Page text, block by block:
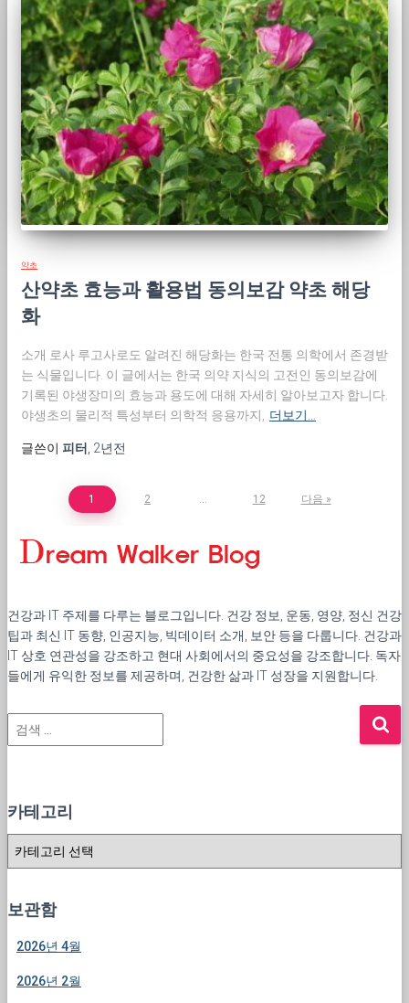
약초
산약초 효능과 활용법 동의보감 약초 해당
화
소개 로사 루고사로도 알려진 해당화는 한국 전통 의학에서 존경받
는 식물입니다. 이 글에서는 한국 의약 지식의 고전인 동의보감에
기록된 야생장미의 효능과 용도에 대해 자세히 알아보고자 합니다.
야생초의 물리적 특성부터 의학적 응용까지,
더보기…
글쓴이 피터 2년전
비
이
션
1 2 … 12 다음
건강과 IT 주제를 다루는 블로그입니다. 건강 정보, 운동, 영양, 정신 건강
팁과 최신 IT 동향, 인공지능, 빅데이터 소개, 보안 등을 다룹니다. 건강과
IT 상호 연관성을 강조하고 현대 사회에서의 중요성을 강조합니다. 독자
들에게 유익한 정보를 제공하며, 건강한 삶과 IT 성장을 지원합니다.
검
색
카테고리
리
보관함
2026년 4월
2026년 2월